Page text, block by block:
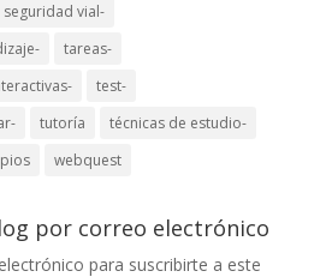
seguridad vial-
tareas-
test-
tutoría
técnicas de estudio-
webquest
por correo electrónico
para suscribirte a este